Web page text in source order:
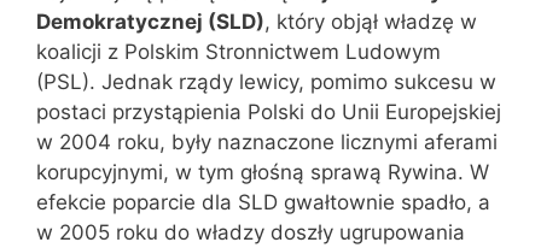
Demokratycznej (SLD), który objął władzę w
koalicji z Polskim Stronnictwem Ludowym
(PSL). Jednak rządy lewicy, pomimo sukcesu w
postaci przystąpienia Polski do Unii Europejskiej
w 2004 roku, były naznaczone licznymi aferami
korupcyjnymi, w tym głośną sprawą Rywina. W
efekcie poparcie dla SLD gwałtownie spadło, a
w 2005 roku do władzy doszły ugrupowania